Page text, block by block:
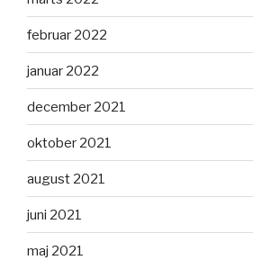
februar 2022
januar 2022
december 2021
oktober 2021
august 2021
juni 2021
maj 2021